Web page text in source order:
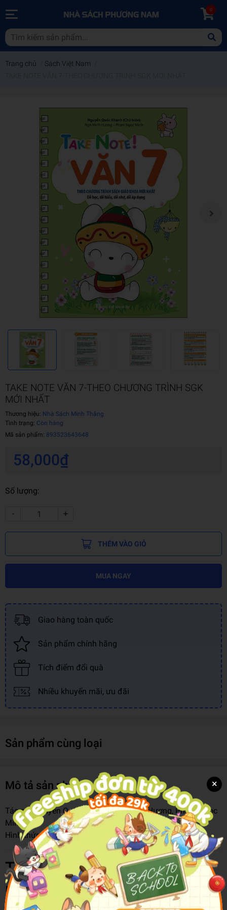
0
Trang chủ Sách Việt Nam
TAKE NOTE VĂN 7-THEO CHƯƠNG TRÌNH SGK
MỚI NHẤT
Thương hiệu: Nhà Sách Minh Thắng
Tình trạng: Còn hàng
Mã sản phẩm: 893523643648
58,000₫
Số lượng:
- +
THÊM VÀO GIỎ
MUA NGAY
Giao hàng toàn quốc
Sản phẩm chính hãng
Tích điểm đổi quà
Nhiều khuyến mãi, ưu đãi
Sản phẩm cùng loại
Mô tả sản phẩm
Tác giả:Nguyễn Quốc Khánh, Ngô Minh Hương, Phạm Ngọc
Minh
Hình thức bìa:Bìa Mềm
Thông tin chi tiết
Mã hàng
8935236436489
Cấp Độ/ Lớp
Lớp 7
×